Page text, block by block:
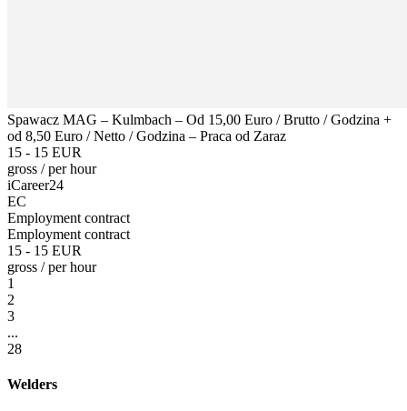
Spawacz MAG – Kulmbach – Od 15,00 Euro / Brutto / Godzina +
od 8,50 Euro / Netto / Godzina – Praca od Zaraz
15 - 15 EUR
gross /per hour
iCareer24
EC
Employment contract
Employment contract
15 - 15 EUR
gross /per hour
1
2
3
...
28
Welders